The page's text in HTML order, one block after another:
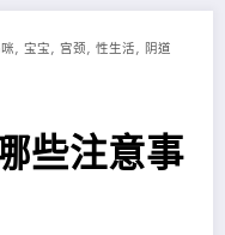
, 宝宝, 宫颈, 性生活, 阴道
些注意事